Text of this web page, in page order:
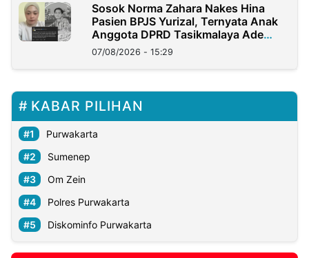
Sosok Norma Zahara Nakes Hina
Pasien BPJS Yurizal, Ternyata Anak
Anggota DPRD Tasikmalaya Ade
Lukman
07/08/2026 - 15:29
KABAR PILIHAN
Purwakarta
Sumenep
Om Zein
Polres Purwakarta
Diskominfo Purwakarta